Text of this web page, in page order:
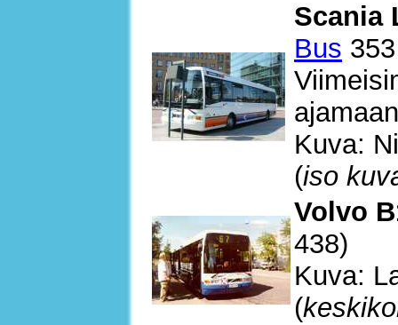
Scania
Bus
Kuva:
(iso
Volvo
438)
Kuva:
(